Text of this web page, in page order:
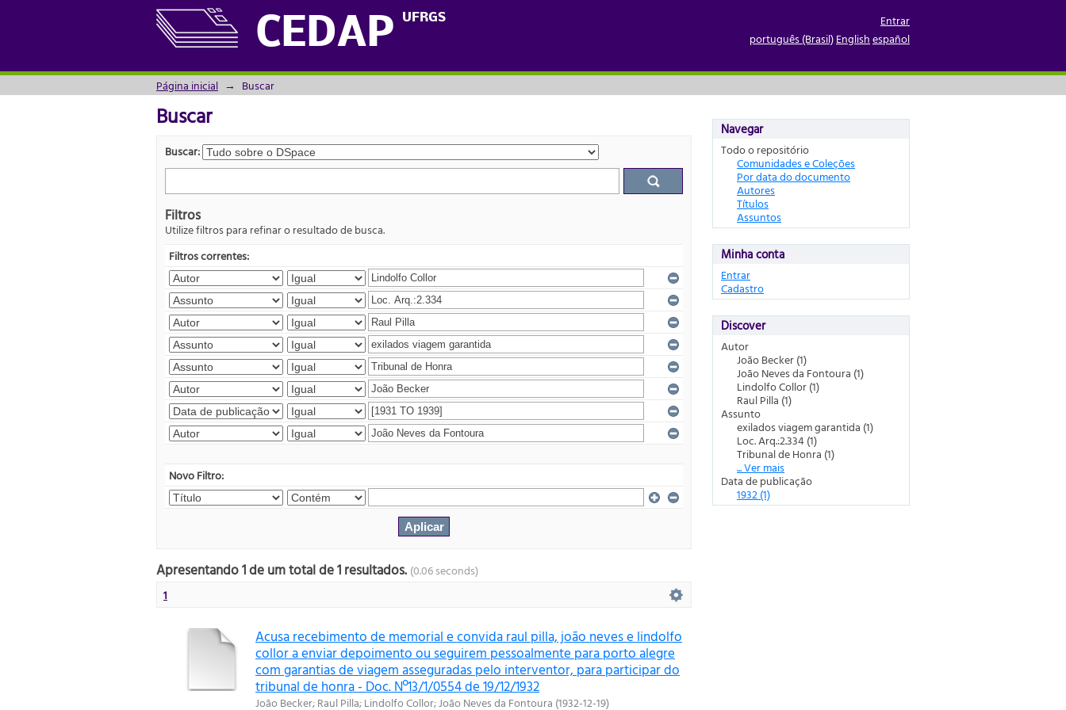
CEDAP UFRGS
Buscar
Entrar
português (Brasil)Englishespañol
Página inicial → Buscar
Buscar
Buscar:
Filtros
Utilize filtros para refinar o resultado de busca.
Filtros correntes:
Novo Filtro:
Apresentando 1 de um total de 1 resultados. (0.06 seconds)
1
Acusa recebimento de memorial e convida raul pilla, joão neves e lindolfo
collor a enviar depoimento ou seguirem pessoalmente para porto alegre
com garantias de viagem asseguradas pelo interventor, para participar do
tribunal de honra - Doc. Nº13/1/0554 de 19/12/1932
João Becker;Raul Pilla;Lindolfo Collor;João Neves da Fontoura (1932-12-19)
Navegar
Todo o repositório
Comunidades e Coleções
Por data do documento
Autores
Títulos
Assuntos
Minha conta
Entrar
Cadastro
Discover
Autor
João Becker (1)
João Neves da Fontoura (1)
Lindolfo Collor (1)
Raul Pilla (1)
Assunto
exilados viagem garantida (1)
Loc. Arq.:2.334 (1)
Tribunal de Honra (1)
... Ver mais
Data de publicação
1932 (1)